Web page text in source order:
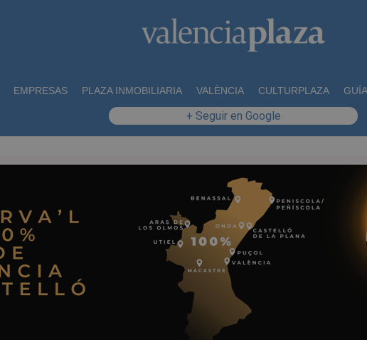
EMPRESAS PLAZA INMOBILIARIA VALÈNCIA CULTURPLAZA
+ Seguir en Google